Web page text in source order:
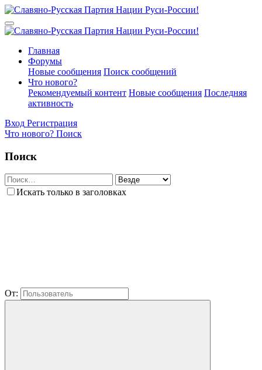
Главная
Форумы
Новые сообщения Поиск сообщений
Что нового?
Рекомендуемый контент Новые сообщения Последняя
активность
Вход Регистрация
Что нового? Поиск
Поиск
Искать только в заголовках
От: